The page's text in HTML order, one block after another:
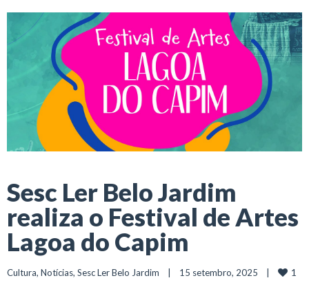
Sesc Ler Belo Jardim
realiza o Festival de Artes
Lagoa do Capim
Cultura, Notícias, Sesc Ler Belo Jardim
    |    15 setembro, 2025    |
1